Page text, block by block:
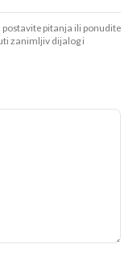
postavite pitanja ili ponudite
zanimljiv dijalog i